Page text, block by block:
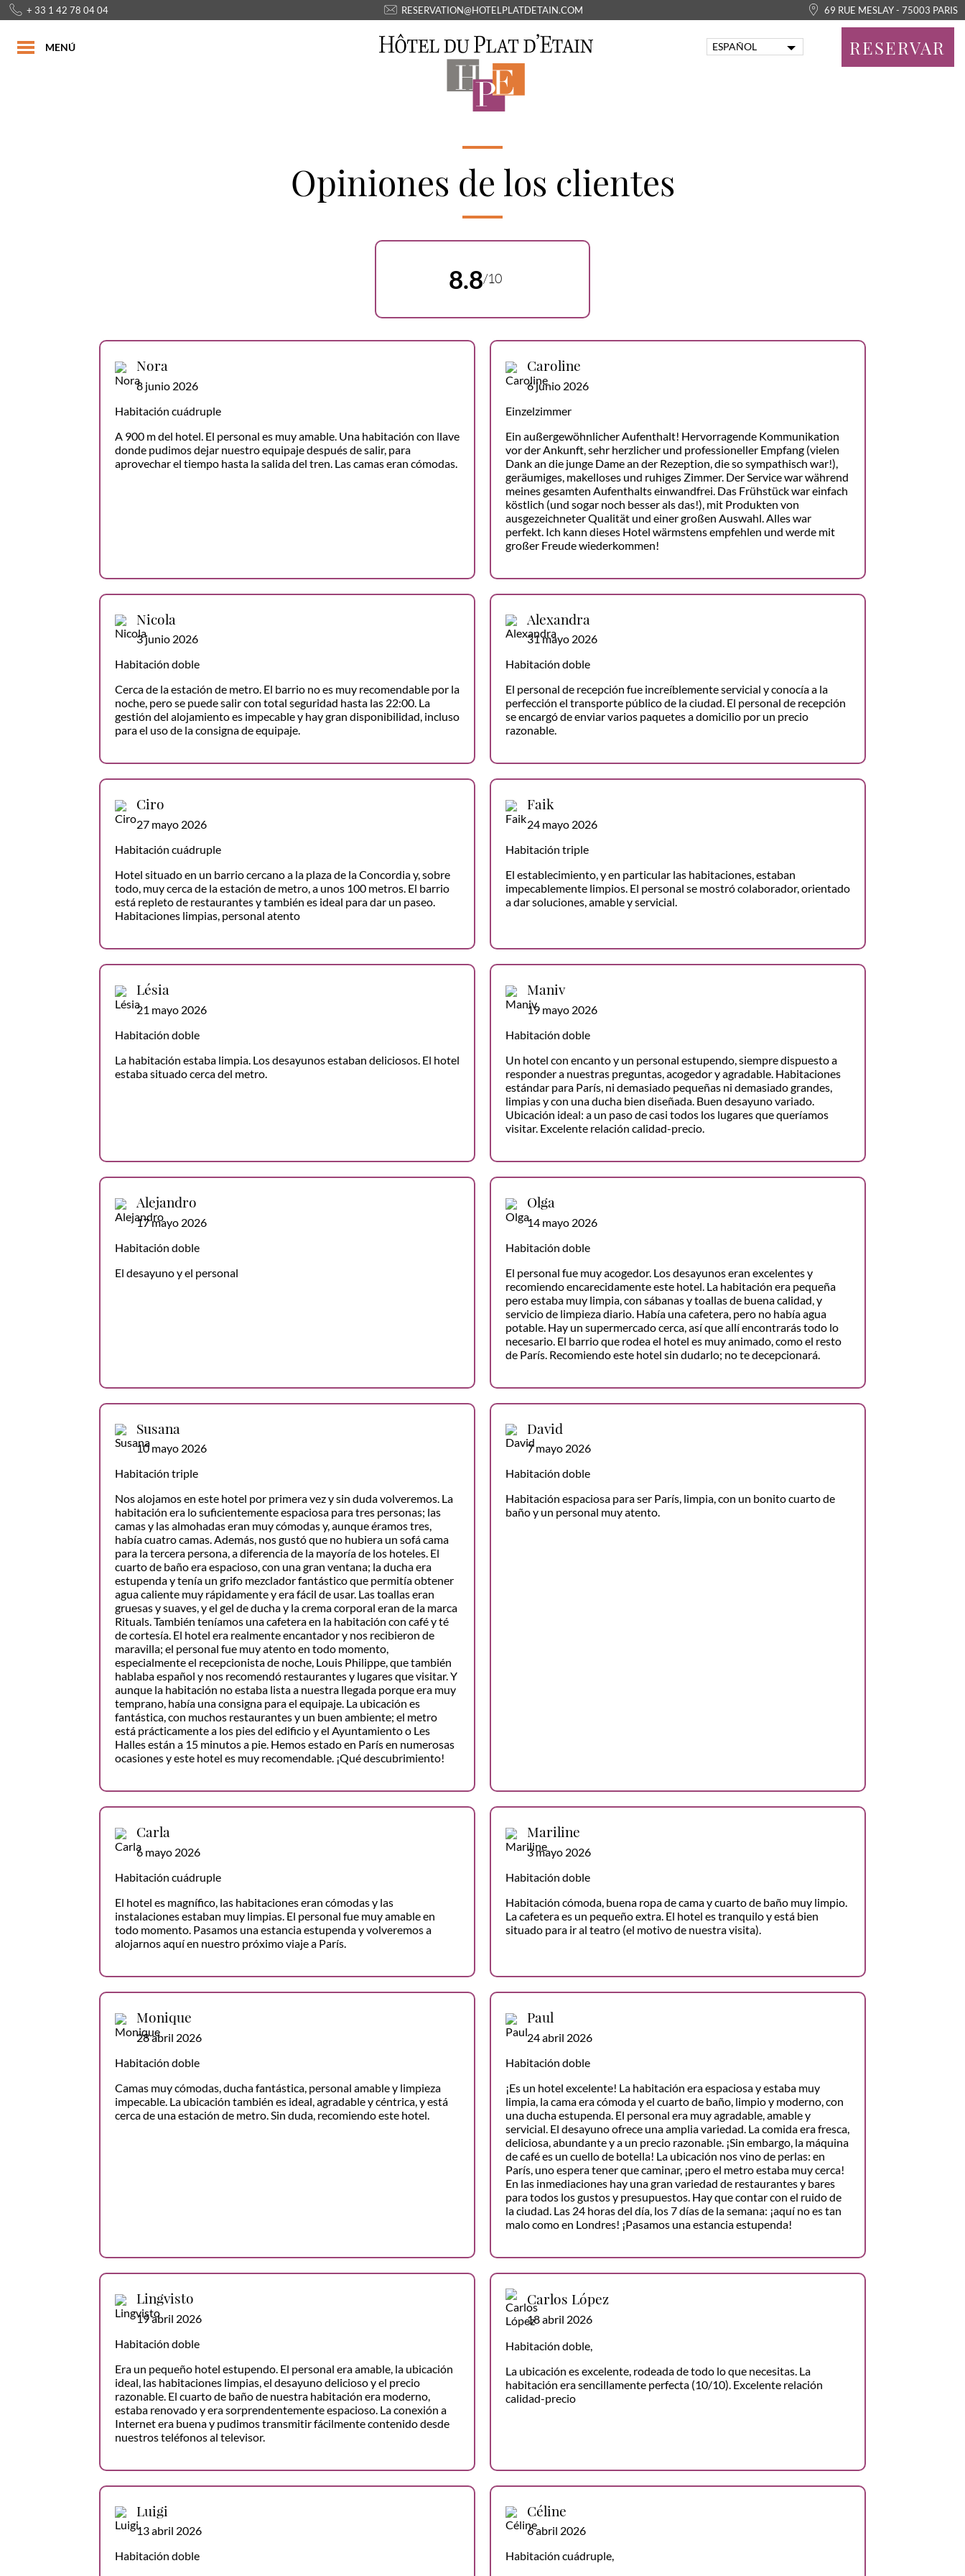
+ 33 1 42 78 04 04 RESERVATION@HOTELPLATDETAIN.COM 69 RUE MESLAY - 75003 PARIS
MENÚ
ESPAÑOL
RESERVAR
Opiniones de los clientes
8.8/10
Nora
8 junio 2026
Habitación cuádruple
A 900 m del hotel. El personal es muy amable. Una habitación con llave
donde pudimos dejar nuestro equipaje después de salir, para
aprovechar el tiempo hasta la salida del tren. Las camas eran cómodas.
Caroline
6 junio 2026
Einzelzimmer
Ein außergewöhnlicher Aufenthalt! Hervorragende Kommunikation
vor der Ankunft, sehr herzlicher und professioneller Empfang (vielen
Dank an die junge Dame an der Rezeption, die so sympathisch war!),
geräumiges, makelloses und ruhiges Zimmer. Der Service war während
meines gesamten Aufenthalts einwandfrei. Das Frühstück war einfach
köstlich (und sogar noch besser als das!), mit Produkten von
ausgezeichneter Qualität und einer großen Auswahl. Alles war
perfekt. Ich kann dieses Hotel wärmstens empfehlen und werde mit
großer Freude wiederkommen!
Nicola
3 junio 2026
Habitación doble
Cerca de la estación de metro. El barrio no es muy recomendable por la
noche, pero se puede salir con total seguridad hasta las 22:00. La
gestión del alojamiento es impecable y hay gran disponibilidad, incluso
para el uso de la consigna de equipaje.
Alexandra
31 mayo 2026
Habitación doble
El personal de recepción fue increíblemente servicial y conocía a la
perfección el transporte público de la ciudad. El personal de recepción
se encargó de enviar varios paquetes a domicilio por un precio
razonable.
Ciro
27 mayo 2026
Habitación cuádruple
Hotel situado en un barrio cercano a la plaza de la Concordia y, sobre
todo, muy cerca de la estación de metro, a unos 100 metros. El barrio
está repleto de restaurantes y también es ideal para dar un paseo.
Habitaciones limpias, personal atento
Faik
24 mayo 2026
Habitación triple
El establecimiento, y en particular las habitaciones, estaban
impecablemente limpios. El personal se mostró colaborador, orientado
a dar soluciones, amable y servicial.
Lésia
21 mayo 2026
Habitación doble
La habitación estaba limpia. Los desayunos estaban deliciosos. El hotel
estaba situado cerca del metro.
Maniv
19 mayo 2026
Habitación doble
Un hotel con encanto y un personal estupendo, siempre dispuesto a
responder a nuestras preguntas, acogedor y agradable. Habitaciones
estándar para París, ni demasiado pequeñas ni demasiado grandes,
limpias y con una ducha bien diseñada. Buen desayuno variado.
Ubicación ideal: a un paso de casi todos los lugares que queríamos
visitar. Excelente relación calidad-precio.
Alejandro
17 mayo 2026
Habitación doble
El desayuno y el personal
Olga
14 mayo 2026
Habitación doble
El personal fue muy acogedor. Los desayunos eran excelentes y
recomiendo encarecidamente este hotel. La habitación era pequeña
pero estaba muy limpia, con sábanas y toallas de buena calidad, y
servicio de limpieza diario. Había una cafetera, pero no había agua
potable. Hay un supermercado cerca, así que allí encontrarás todo lo
necesario. El barrio que rodea el hotel es muy animado, como el resto
de París. Recomiendo este hotel sin dudarlo; no te decepcionará.
Susana
10 mayo 2026
Habitación triple
Nos alojamos en este hotel por primera vez y sin duda volveremos. La
habitación era lo suficientemente espaciosa para tres personas; las
camas y las almohadas eran muy cómodas y, aunque éramos tres,
había cuatro camas. Además, nos gustó que no hubiera un sofá cama
para la tercera persona, a diferencia de la mayoría de los hoteles. El
cuarto de baño era espacioso, con una gran ventana; la ducha era
estupenda y tenía un grifo mezclador fantástico que permitía obtener
agua caliente muy rápidamente y era fácil de usar. Las toallas eran
gruesas y suaves, y el gel de ducha y la crema corporal eran de la marca
Rituals. También teníamos una cafetera en la habitación con café y té
de cortesía. El hotel era realmente encantador y nos recibieron de
maravilla; el personal fue muy atento en todo momento,
especialmente el recepcionista de noche, Louis Philippe, que también
hablaba español y nos recomendó restaurantes y lugares que visitar. Y
aunque la habitación no estaba lista a nuestra llegada porque era muy
temprano, había una consigna para el equipaje. La ubicación es
fantástica, con muchos restaurantes y un buen ambiente; el metro
está prácticamente a los pies del edificio y el Ayuntamiento o Les
Halles están a 15 minutos a pie. Hemos estado en París en numerosas
ocasiones y este hotel es muy recomendable. ¡Qué descubrimiento!
David
7 mayo 2026
Habitación doble
Habitación espaciosa para ser París, limpia, con un bonito cuarto de
baño y un personal muy atento.
Carla
6 mayo 2026
Habitación cuádruple
El hotel es magnífico, las habitaciones eran cómodas y las
instalaciones estaban muy limpias. El personal fue muy amable en
todo momento. Pasamos una estancia estupenda y volveremos a
alojarnos aquí en nuestro próximo viaje a París.
Mariline
3 mayo 2026
Habitación doble
Habitación cómoda, buena ropa de cama y cuarto de baño muy limpio.
La cafetera es un pequeño extra. El hotel es tranquilo y está bien
situado para ir al teatro (el motivo de nuestra visita).
Monique
28 abril 2026
Habitación doble
Camas muy cómodas, ducha fantástica, personal amable y limpieza
impecable. La ubicación también es ideal, agradable y céntrica, y está
cerca de una estación de metro. Sin duda, recomiendo este hotel.
Paul
24 abril 2026
Habitación doble
¡Es un hotel excelente! La habitación era espaciosa y estaba muy
limpia, la cama era cómoda y el cuarto de baño, limpio y moderno, con
una ducha estupenda. El personal era muy agradable, amable y
servicial. El desayuno ofrece una amplia variedad. La comida era fresca,
deliciosa, abundante y a un precio razonable. ¡Sin embargo, la máquina
de café es un cuello de botella! La ubicación nos vino de perlas: en
París, uno espera tener que caminar, ¡pero el metro estaba muy cerca!
En las inmediaciones hay una gran variedad de restaurantes y bares
para todos los gustos y presupuestos. Hay que contar con el ruido de
la ciudad. Las 24 horas del día, los 7 días de la semana: ¡aquí no es tan
malo como en Londres! ¡Pasamos una estancia estupenda!
Lingvisto
19 abril 2026
Habitación doble
Era un pequeño hotel estupendo. El personal era amable, la ubicación
ideal, las habitaciones limpias, el desayuno delicioso y el precio
razonable. El cuarto de baño de nuestra habitación era moderno,
estaba renovado y era sorprendentemente espacioso. La conexión a
Internet era buena y pudimos transmitir fácilmente contenido desde
nuestros teléfonos al televisor.
Carlos López
18 abril 2026
Habitación doble,
La ubicación es excelente, rodeada de todo lo que necesitas. La
habitación era sencillamente perfecta (10/10). Excelente relación
calidad-precio
Luigi
13 abril 2026
Habitación doble
Céline
6 abril 2026
Habitación cuádruple,